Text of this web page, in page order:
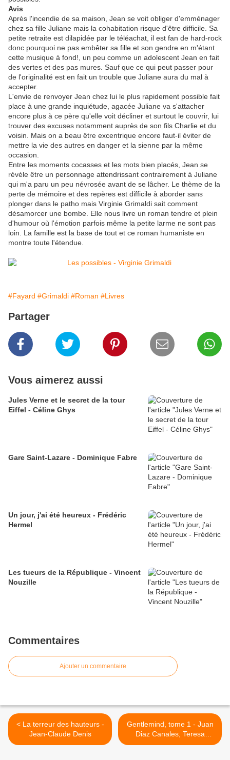
Avis
Après l'incendie de sa maison, Jean se voit obliger d'emménager
chez sa fille Juliane mais la cohabitation risque d'être difficile. Sa
petite retraite est dilapidée par le téléachat, il est fan de hard-rock
donc pourquoi ne pas embêter sa fille et son gendre en m'étant
cette musique à fond!, un peu comme un adolescent Jean en fait
des vertes et des pas mures. Sauf que ce qui peut passer pour
de l'originalité est en fait un trouble que Juliane aura du mal à
accepter.
L'envie de renvoyer Jean chez lui le plus rapidement possible fait
place à une grande inquiétude, agacée Juliane va s'attacher
encore plus à ce père qu'elle voit décliner et surtout le couvrir, lui
trouver des excuses notamment auprès de son fils Charlie et du
voisin. Mais on a beau être excentrique encore faut-il éviter de
mettre la vie des autres en danger et la sienne par la même
occasion.
Entre les moments cocasses et les mots bien placés, Jean se
révèle être un personnage attendrissant contrairement à Juliane
qui m'a paru un peu névrosée avant de se lâcher. Le thème de la
perte de mémoire et des repères est difficile à aborder sans
plonger dans le patho mais Virginie Grimaldi sait comment
désamorcer une bombe. Elle nous livre un roman tendre et plein
d'humour où l'émotion parfois même la petite larme ne sont pas
loin. La famille est la base de tout et ce roman humaniste en
montre toute l'étendue.
#Fayard #Grimaldi #Roman #Livres
Partager
Vous aimerez aussi
Jules Verne et le secret de la tour
Eiffel - Céline Ghys
Gare Saint-Lazare - Dominique Fabre
Un jour, j'ai été heureux - Frédéric
Hermel
Les tueurs de la République - Vincent
Nouzille
Commentaires
Ajouter un commentaire
< La terreur des hauteurs -
Jean-Claude Denis
Gentlemind, tome 1 - Juan
Diaz Canales, Teresa
Valero &amp; Antonio